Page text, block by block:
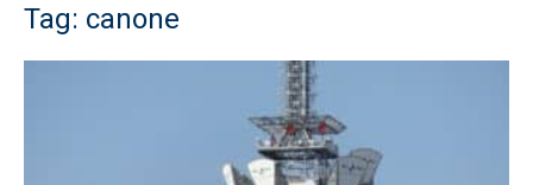
Tag: canone